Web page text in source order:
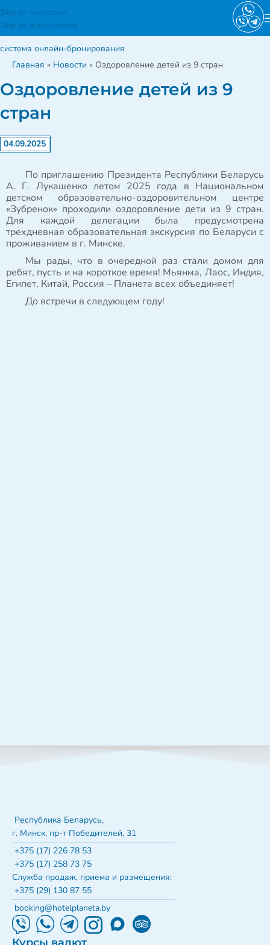
Skip to navigation
Skip to main content
система онлайн-бронирования
Главная » Новости » Оздоровление детей из 9 стран
Оздоровление детей из 9
стран
04.09.2025
По приглашению Президента Республики Беларусь
А. Г. Лукашенко летом 2025 года в Национальном
детском образовательно-оздоровительном центре
«Зубренок» проходили оздоровление дети из 9 стран.
Для каждой делегации была предусмотрена
трехдневная образовательная экскурсия по Беларуси с
проживанием в г. Минске.
Мы рады, что в очередной раз стали домом для
ребят, пусть и на короткое время! Мьянма, Лаос, Индия,
Египет, Китай, Россия – Планета всех объединяет!
До встречи в следующем году!
Республика Беларусь,
г. Минск, пр-т Победителей, 31
+375 (17) 226 78 53
+375 (17) 258 73 75
Служба продаж, приема и размещения:
+375 (29) 130 87 55
booking@hotelplaneta.by